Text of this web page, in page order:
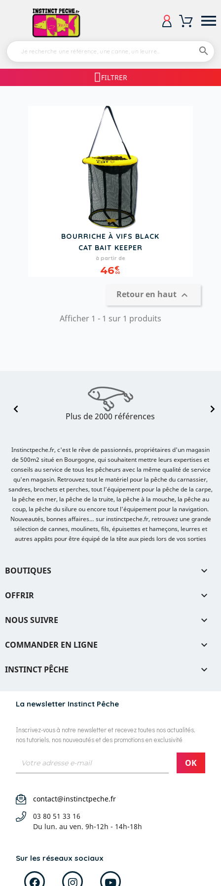


FILTRER
BOURRICHE À VIFS BLACK
CAT BAIT KEEPER
Prix
à partir de
46€
00
Retour en haut 
Afficher 1 - 1 sur 1 produits
La newsletter Instinct Pêche
Inscrivez-vous à notre newsletter et recevez toutes nos actualités,
nos tutoriels, nos nouveautés et des promotions en exclusivité
contact@instinctpeche.fr
03 80 51 33 16
Du lun. au ven. 9h-12h - 14h-18h
Sur les réseaux sociaux
Plus de 2000 références
Instinctpeche.fr, c'est le rêve de passionnés, propriétaires d'un magasin
de 500m2 situé en Bourgogne, qui souhaitent mettre leurs expertises et
conseils au service de tous les pêcheurs avec la même qualité de service
qu'en magasin. Retrouvez tout le matériel pour la pêche du carnassier,
sandres, brochets et perches, tout l’équipement pour la pêche de la carpe,
la pêche en mer, la pêche de la truite, la pêche à la mouche, la pêche au
coup, la pêche du silure ou encore tout l’équipement pour la navigation.
Nouveautés, bonnes affaires… sur instinctpeche.fr, retrouvez une grande
sélection de cannes, moulinets, fils, épuisettes et hameçons, leurres et
autres appâts pour être équipé de la tête aux pieds lors de vos sorties
BOUTIQUES 
OFFRIR 
NOUS SUIVRE 
COMMANDER EN LIGNE 
INSTINCT PÊCHE 